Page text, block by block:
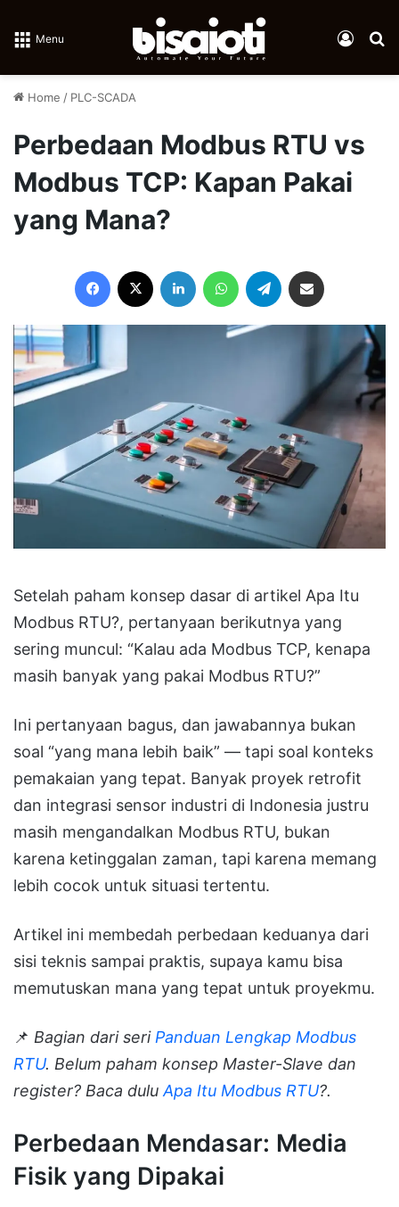
Menu Log In
Home / PLC-SCADA
Perbedaan Modbus RTU vs
Modbus TCP: Kapan Pakai
yang Mana?
Facebook LinkedIn WhatsAppTelegram
Setelah paham konsep dasar di artikel Apa Itu
Modbus RTU?, pertanyaan berikutnya yang
sering muncul: “Kalau ada Modbus TCP, kenapa
masih banyak yang pakai Modbus RTU?”
Ini pertanyaan bagus, dan jawabannya bukan
soal “yang mana lebih baik” — tapi soal konteks
pemakaian yang tepat. Banyak proyek retrofit
dan integrasi sensor industri di Indonesia justru
masih mengandalkan Modbus RTU, bukan
karena ketinggalan zaman, tapi karena memang
lebih cocok untuk situasi tertentu.
Artikel ini membedah perbedaan keduanya dari
sisi teknis sampai praktis, supaya kamu bisa
memutuskan mana yang tepat untuk proyekmu.
📌 Bagian dari seriPanduan Lengkap Modbus
RTU. Belum paham konsep Master-Slave dan
register? Baca duluApa Itu Modbus RTU?.
Perbedaan Mendasar: Media
Fisik yang Dipakai